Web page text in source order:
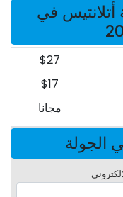
أتلانتيس في
$27
$17
مجانا
الجولة